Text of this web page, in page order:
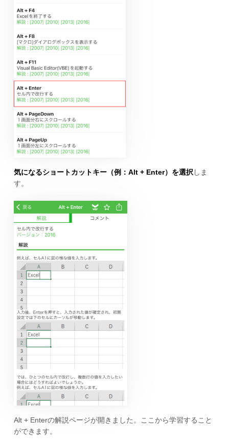
気になるショートカットキー（例：Alt + Enter）を選択 しま
す。
Alt + Enterの解説ページが開きました。ここから学習すること
ができます。